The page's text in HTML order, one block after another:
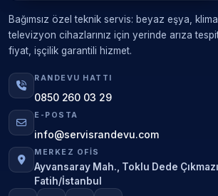
Bağımsız özel teknik servis: beyaz eşya,
televizyon cihazlarınız için yerinde arıza
fiyat, işçilik garantili hizmet.
RANDEVU HATTI
0850 260 03 29
E-POSTA
info@servisrandevu.com
MERKEZ OFIS
Ayvansaray Mah., Toklu Dede
Fatih/İstanbul